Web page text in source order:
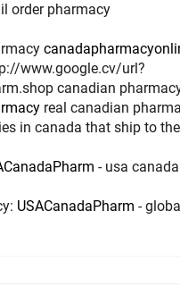
order pharmacy
canadian
real canadian
in canada that ship to
- usa
USACanadaPharm -